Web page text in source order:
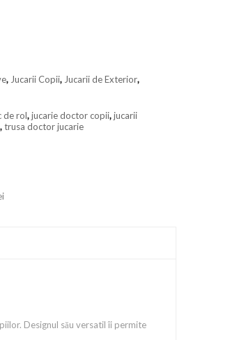
, Jucarii Copii, Jucarii de Exterior,
de rol,jucarie doctor copii,jucarii
,trusa doctor jucarie
Designul său versatil îi permite